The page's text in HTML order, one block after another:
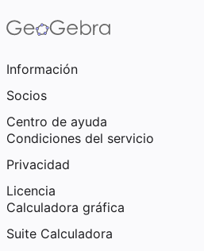
Información
Socios
Centro de ayuda
Condiciones del servicio
Privacidad
Licencia
Calculadora gráfica
Suite Calculadora